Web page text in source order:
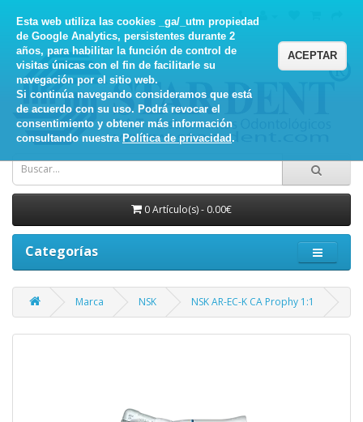
Esta web utiliza las cookies _ga/_utm propiedad
de Google Analytics, persistentes durante 2
años, para habilitar la función de control de
visitas únicas con el fin de facilitarle su
navegación por el sitio web.
Si continúa navegando consideramos que está
de acuerdo con su uso. Podrá revocar el
consentimiento y obtener más información
consultando nuestra Política de privacidad.
ACEPTAR
0 Artículo(s) - 0.00€
Categorías
Marca NSK NSK AR-EC-K CA Prophy 1:1